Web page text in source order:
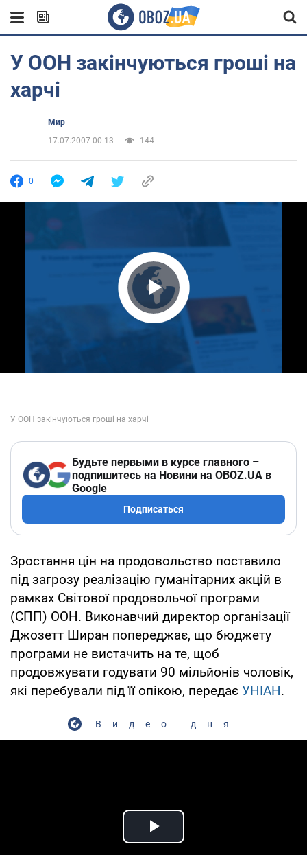
У ООН закінчуються гроші на
харчі
Мир
17.07.2007 00:13
144
0
Play Video
Будьте первыми в курсе главного –
подпишитесь на Новини на OBOZ.UA в
Google
Подписаться
Зростання цін на продовольство поставило
під загрозу реалізацію гуманітарних акцій в
рамках Світової продовольчої програми
(СПП) ООН. Виконавчий директор організації
Джозетт Ширан попереджає, що бюджету
програми не вистачить на те, щоб
продовжувати годувати 90 мільйонів чоловік,
які перебували під її опікою, передає УНІАН.
Видео дня
Play Video